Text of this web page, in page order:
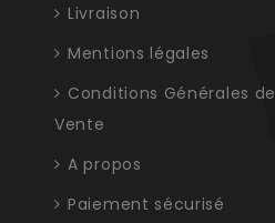
Livraison
Mentions légales
Conditions Générales de
Vente
A propos
Paiement sécurisé